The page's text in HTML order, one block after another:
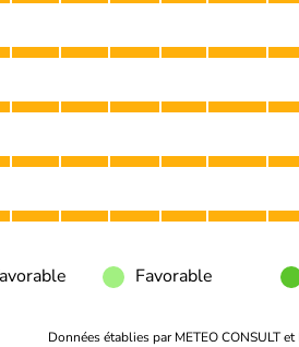
Favorable
Données établies par METEO CONSULT